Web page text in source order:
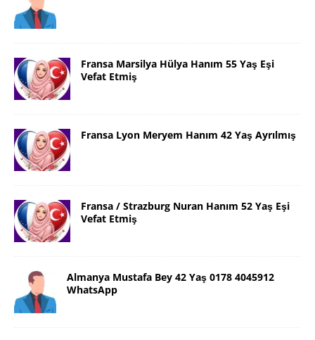
Fransa Marsilya Hülya Hanım 55 Yaş Eşi
Vefat Etmiş
Fransa Lyon Meryem Hanım 42 Yaş Ayrılmış
Fransa / Strazburg Nuran Hanım 52 Yaş Eşi
Vefat Etmiş
Almanya Mustafa Bey 42 Yaş 0178 4045912
WhatsApp